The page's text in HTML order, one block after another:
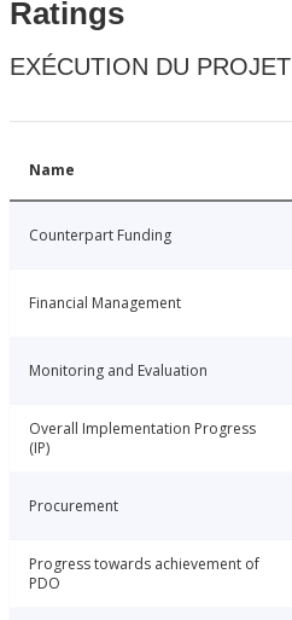
Ratings
EXÉCUTION DU PROJET
Name
Counterpart Funding
Financial Management
Monitoring and Evaluation
Overall Implementation Progress
(IP)
Procurement
Progress towards achievement of
PDO